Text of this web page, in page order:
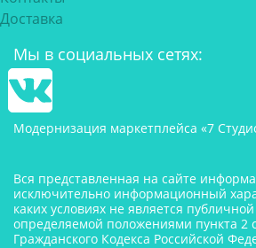
Доставка
Мы в социальных сетях:
Модернизация маркетплейса «7
Вся представленная на сайте
исключительно информационный
каких условиях не является
определяемой положениями пункта 2
Гражданского Кодекса Российской